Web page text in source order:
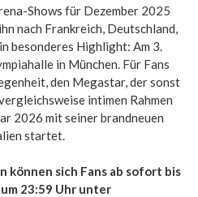
Shows für Dezember 2025
nach Frankreich, Deutschland,
besonderes Highlight: Am 3.
in München. Für Fans
den Megastar, der sonst
intimen Rahmen
2026 mit seiner brandneuen
startet.
können sich Fans ab sofort bis
23:59 Uhr unter